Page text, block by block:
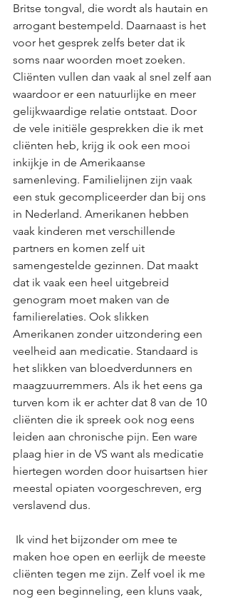
Britse tongval, die wordt als hautain en
arrogant bestempeld. Daarnaast is het
voor het gesprek zelfs beter dat ik
soms naar woorden moet zoeken.
Cliënten vullen dan vaak al snel zelf aan
waardoor er een natuurlijke en meer
gelijkwaardige relatie ontstaat. Door
de vele initiële gesprekken die ik met
cliënten heb, krijg ik ook een mooi
inkijkje in de Amerikaanse
samenleving. Familielijnen zijn vaak
een stuk gecompliceerder dan bij ons
in Nederland. Amerikanen hebben
vaak kinderen met verschillende
partners en komen zelf uit
samengestelde gezinnen. Dat maakt
dat ik vaak een heel uitgebreid
genogram moet maken van de
familierelaties. Ook slikken
Amerikanen zonder uitzondering een
veelheid aan medicatie. Standaard is
het slikken van bloedverdunners en
maagzuurremmers. Als ik het eens ga
turven kom ik er achter dat 8 van de 10
cliënten die ik spreek ook nog eens
leiden aan chronische pijn. Een ware
plaag hier in de VS want als medicatie
hiertegen worden door huisartsen hier
meestal opiaten voorgeschreven, erg
verslavend dus.
Ik vind het bijzonder om mee te
maken hoe open en eerlijk de meeste
cliënten tegen me zijn. Zelf voel ik me
nog een beginneling, een kluns vaak,